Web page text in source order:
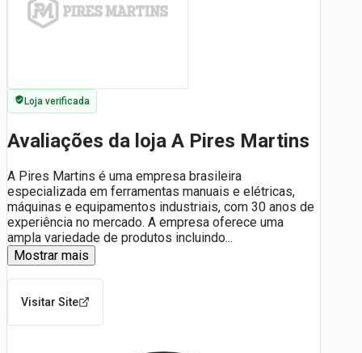
Loja verificada
Avaliações da loja A Pires Martins
A Pires Martins é uma empresa brasileira
especializada em ferramentas manuais e elétricas,
máquinas e equipamentos industriais, com 30 anos de
experiência no mercado. A empresa oferece uma
ampla variedade de produtos incluindo...
Mostrar mais
Visitar Site